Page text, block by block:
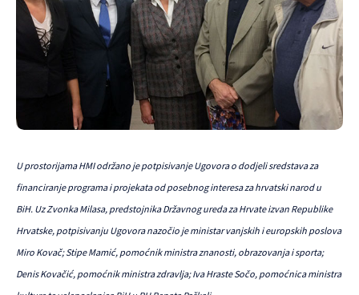
U prostorijama HMI održano je potpisivanje Ugovora o dodjeli sredstava za
financiranje programa i projekata od posebnog interesa za hrvatski narod u
BiH. Uz Zvonka Milasa, predstojnika Državnog ureda za Hrvate izvan Republike
Hrvatske, potpisivanju Ugovora nazočio je ministar vanjskih i europskih poslova
Miro Kovač; Stipe Mamić, pomoćnik ministra znanosti, obrazovanja i sporta;
Denis Kovačić, pomoćnik ministra zdravlja; Iva Hraste Sočo, pomoćnica ministra